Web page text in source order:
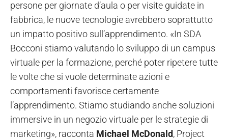
persone per giornate d’aula o per visite guidate in
fabbrica, le nuove tecnologie avrebbero soprattutto
un impatto positivo sull’apprendimento. «In SDA
Bocconi stiamo valutando lo sviluppo di un campus
virtuale per la formazione, perché poter ripetere tutte
le volte che si vuole determinate azioni e
comportamenti favorisce certamente
l’apprendimento. Stiamo studiando anche soluzioni
immersive in un negozio virtuale per le strategie di
marketing», racconta Michael McDonald, Project